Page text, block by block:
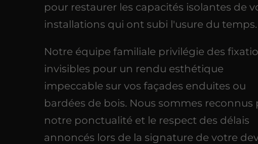
pour restaurer les capacités isolantes de
installations qui ont subi l'usure du temps.
Notre équipe familiale privilégie des
invisibles pour un rendu esthétique
impeccable sur vos façades enduites ou
bardées de bois. Nous sommes reconnus
notre ponctualité et le respect des délais
annoncés lors de la signature de votre